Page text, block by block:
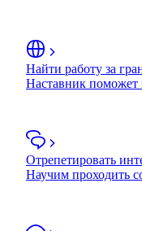
Найти работу за
Наставник поможет
Отрепетировать
Научим проходить